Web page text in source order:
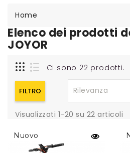
Home
Elenco dei prodotti
JOYOR
Ci sono 22 prodotti.
FILTRO Rilevanza
Visualizzati 1-20 su 22 articoli
Nuovo